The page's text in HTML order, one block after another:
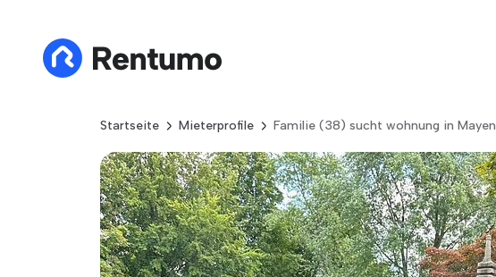
Startseite Mieterprofile Familie (38) sucht wohnung in Mayen